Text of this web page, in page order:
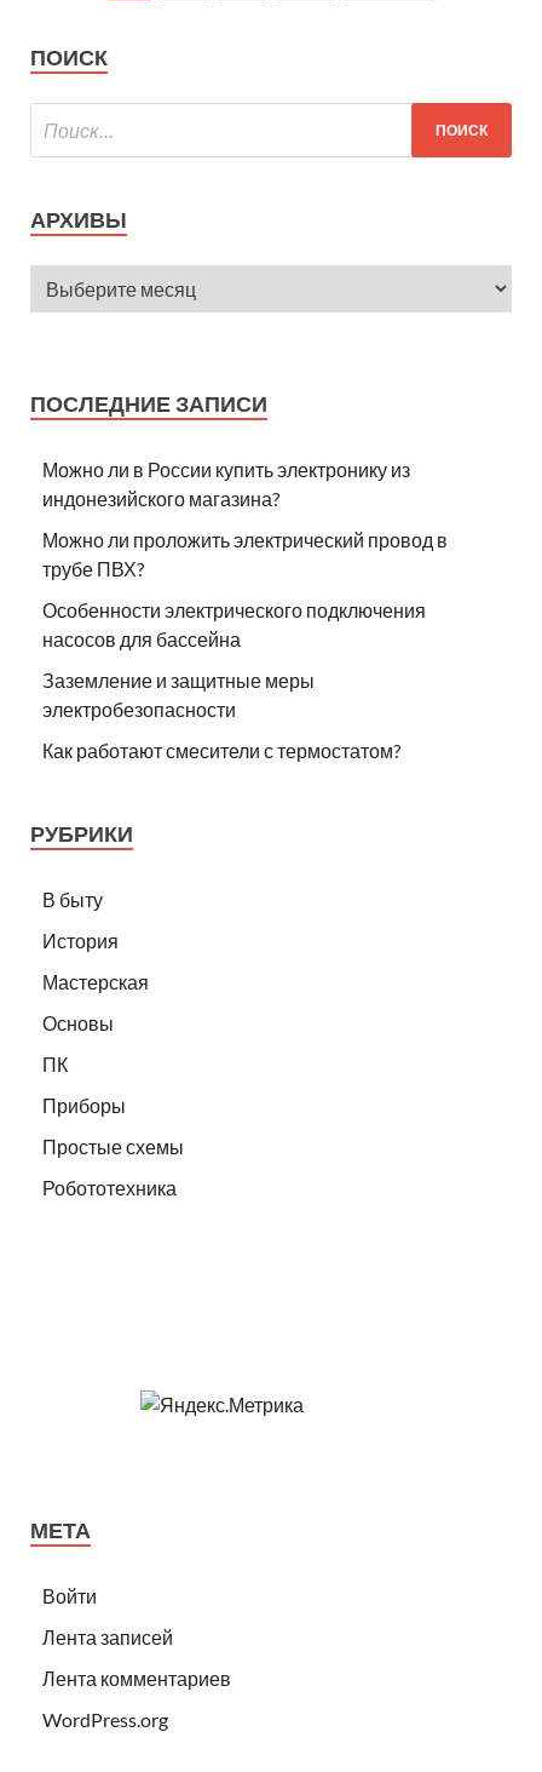
ПОИСК
АРХИВЫ
ПОСЛЕДНИЕ ЗАПИСИ
Можно ли в России купить электронику из
индонезийского магазина?
Можно ли проложить электрический провод в
трубе ПВХ?
Особенности электрического подключения
насосов для бассейна
Заземление и защитные меры
электробезопасности
Как работают смесители с термостатом?
РУБРИКИ
В быту
История
Мастерская
Основы
ПК
Приборы
Простые схемы
Робототехника
МЕТА
Войти
Лента записей
Лента комментариев
WordPress.org